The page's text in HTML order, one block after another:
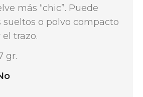
más “chic”. Puede
sueltos o polvo compacto
trazo.
gr.